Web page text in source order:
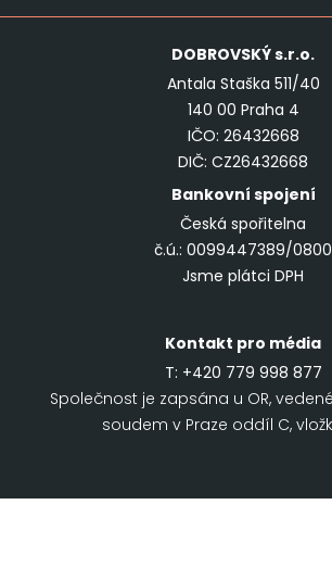
DOBROVSKÝs.r.o.
Antala Staška 511/40
140 00 Praha 4
IČO: 26432668
DIČ: CZ26432668
Bankovní spojení
Česká spořitelna
č.ú.: 0099447389/0800
Jsme plátci DPH
Kontakt pro média
T: +420 779 998 877
Společnost je zapsána u OR,
soudem v Praze oddíl C,